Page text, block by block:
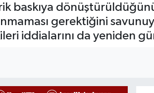
baskıya
gerektiğini
iddialarını da yeniden